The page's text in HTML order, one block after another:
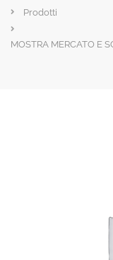
Prodotti
MOSTRA MERCATO E